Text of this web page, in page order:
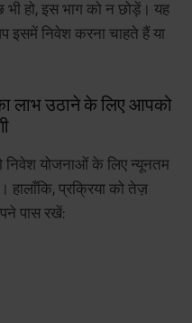
हो, इस भाग को न छोड़ें। यह
इसमें निवेश करना चाहते हैं या
लाभ उठाने के लिए आपको
निवेश योजनाओं के लिए न्यूनतम
हालाँकि, प्रक्रिया को तेज़
पास रखें: